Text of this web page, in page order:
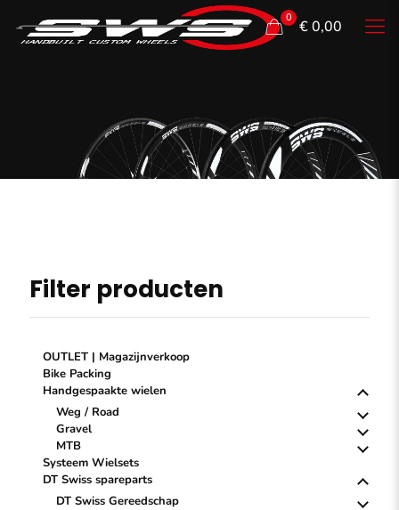
0 € 0,00
2,5 mm
Filter producten
OUTLET | Magazijnverkoop
Bike Packing
Handgespaakte wielen
Weg / Road
Gravel
MTB
Systeem Wielsets
DT Swiss spareparts
DT Swiss Gereedschap